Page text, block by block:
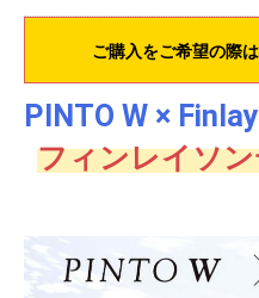
ご購入をご希望の際
PINTO W ×
フィンレイソ